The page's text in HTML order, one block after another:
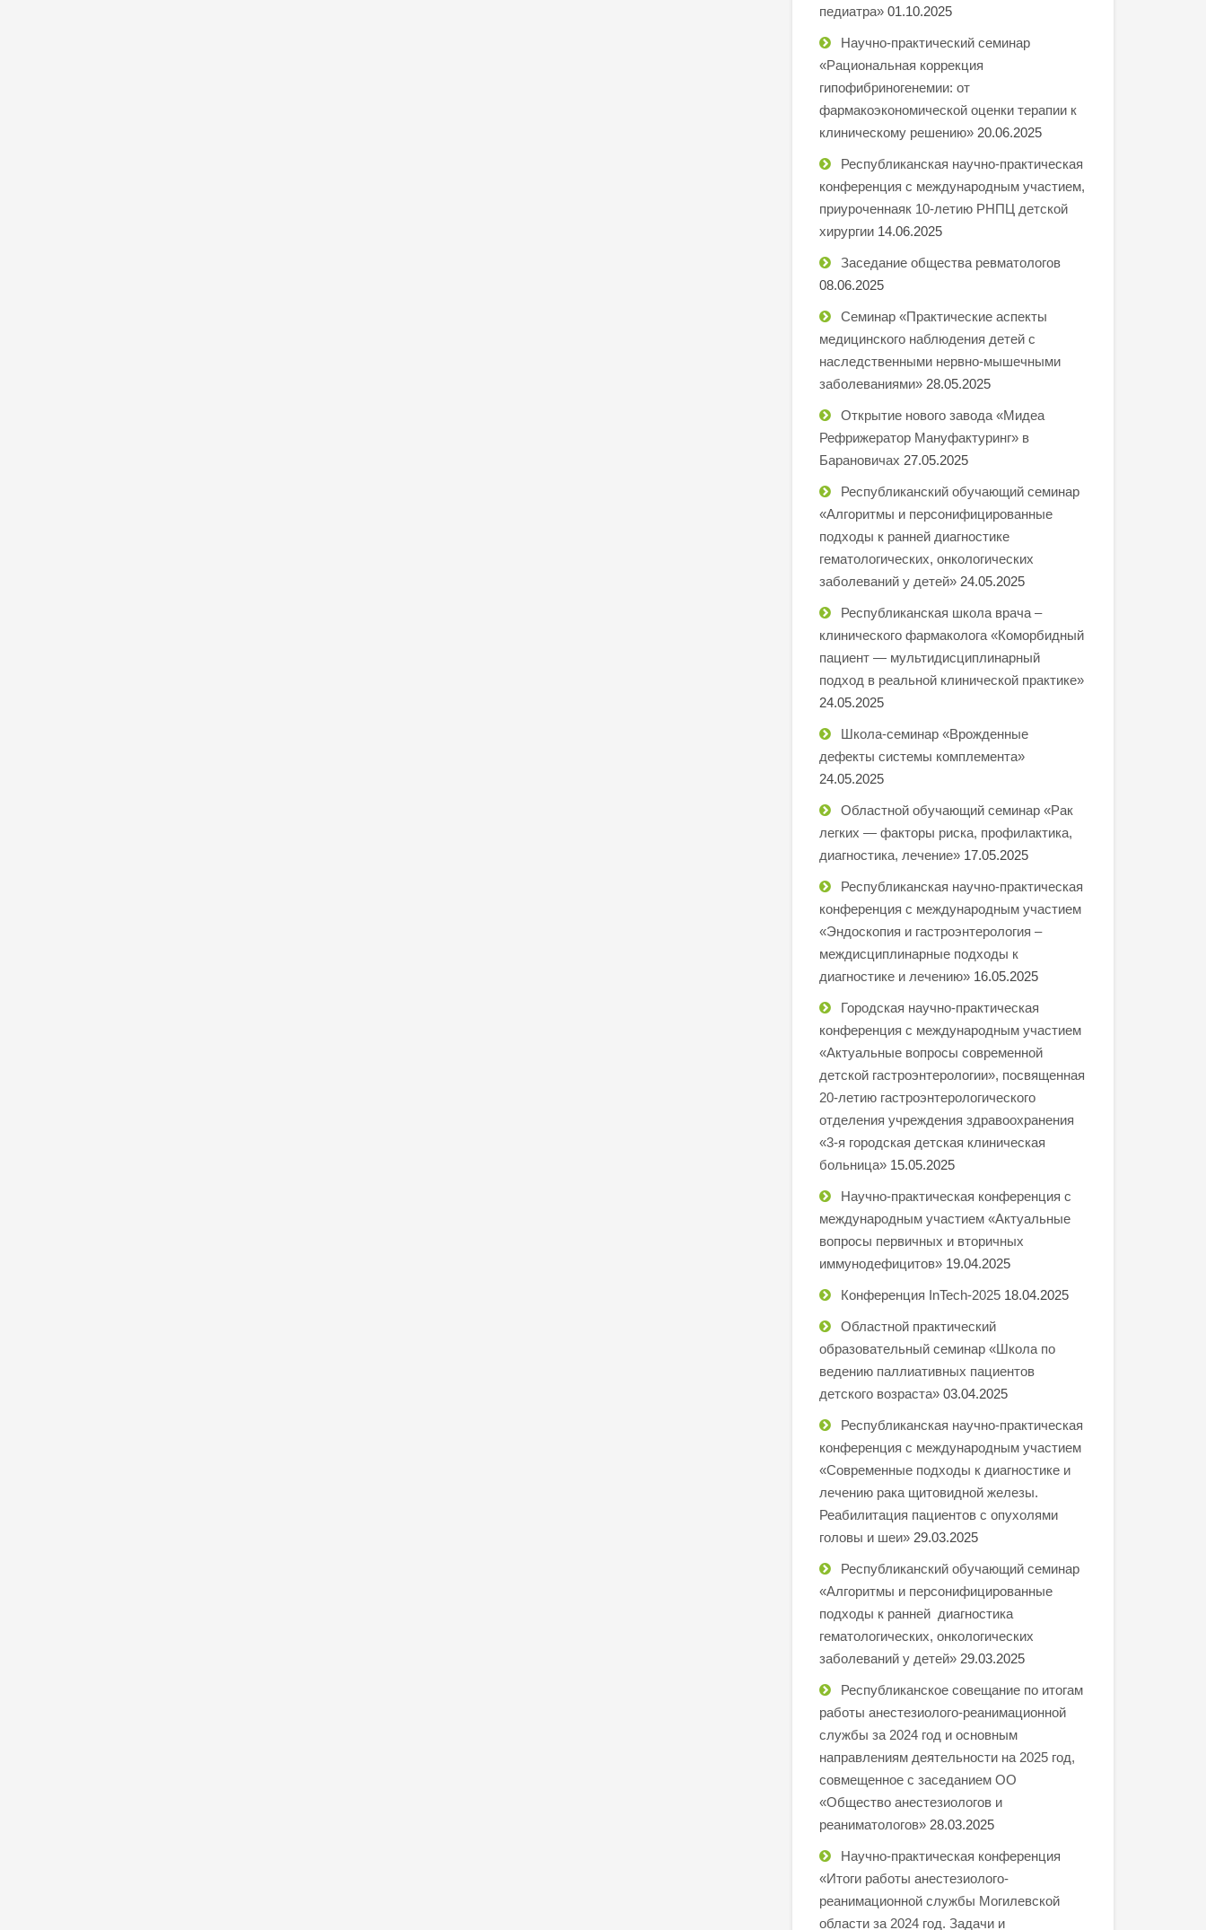
педиатра» 01.10.2025
Научно-практический семинар
«Рациональная коррекция
гипофибриногенемии: от
фармакоэкономической оценки терапии к
клиническому решению» 20.06.2025
Республиканская научно-практическая
конференция с международным участием,
приуроченнаяк 10-летию РНПЦ детской
хирургии 14.06.2025
Заседание общества ревматологов
08.06.2025
Семинар «Практические аспекты
медицинского наблюдения детей с
наследственными нервно-мышечными
заболеваниями» 28.05.2025
Открытие нового завода «Мидеа
Рефрижератор Мануфактуринг» в
Барановичах 27.05.2025
Республиканский обучающий семинар
«Алгоритмы и персонифицированные
подходы к ранней диагностике
гематологических, онкологических
заболеваний у детей» 24.05.2025
Республиканская школа врача –
клинического фармаколога «Коморбидный
пациент — мультидисциплинарный
подход в реальной клинической практике»
24.05.2025
Школа-семинар «Врожденные
дефекты системы комплемента»
24.05.2025
Областной обучающий семинар «Рак
легких — факторы риска, профилактика,
диагностика, лечение» 17.05.2025
Республиканская научно-практическая
конференция с международным участием
«Эндоскопия и гастроэнтерология –
междисциплинарные подходы к
диагностике и лечению» 16.05.2025
Городская научно-практическая
конференция с международным участием
«Актуальные вопросы современной
детской гастроэнтерологии», посвященная
20-летию гастроэнтерологического
отделения учреждения здравоохранения
«3-я городская детская клиническая
больница» 15.05.2025
Научно-практическая конференция с
международным участием «Актуальные
вопросы первичных и вторичных
иммунодефицитов» 19.04.2025
Конференция InTech-2025 18.04.2025
Областной практический
образовательный семинар «Школа по
ведению паллиативных пациентов
детского возраста» 03.04.2025
Республиканская научно-практическая
конференция с международным участием
«Современные подходы к диагностике и
лечению рака щитовидной железы.
Реабилитация пациентов с опухолями
головы и шеи» 29.03.2025
Республиканский обучающий семинар
«Алгоритмы и персонифицированные
подходы к ранней диагностика
гематологических, онкологических
заболеваний у детей» 29.03.2025
Республиканское совещание по итогам
работы анестезиолого-реанимационной
службы за 2024 год и основным
направлениям деятельности на 2025 год,
совмещенное с заседанием ОО
«Общество анестезиологов и
реаниматологов» 28.03.2025
Научно-практическая конференция
«Итоги работы анестезиолого-
реанимационной службы Могилевской
области за 2024 год. Задачи и